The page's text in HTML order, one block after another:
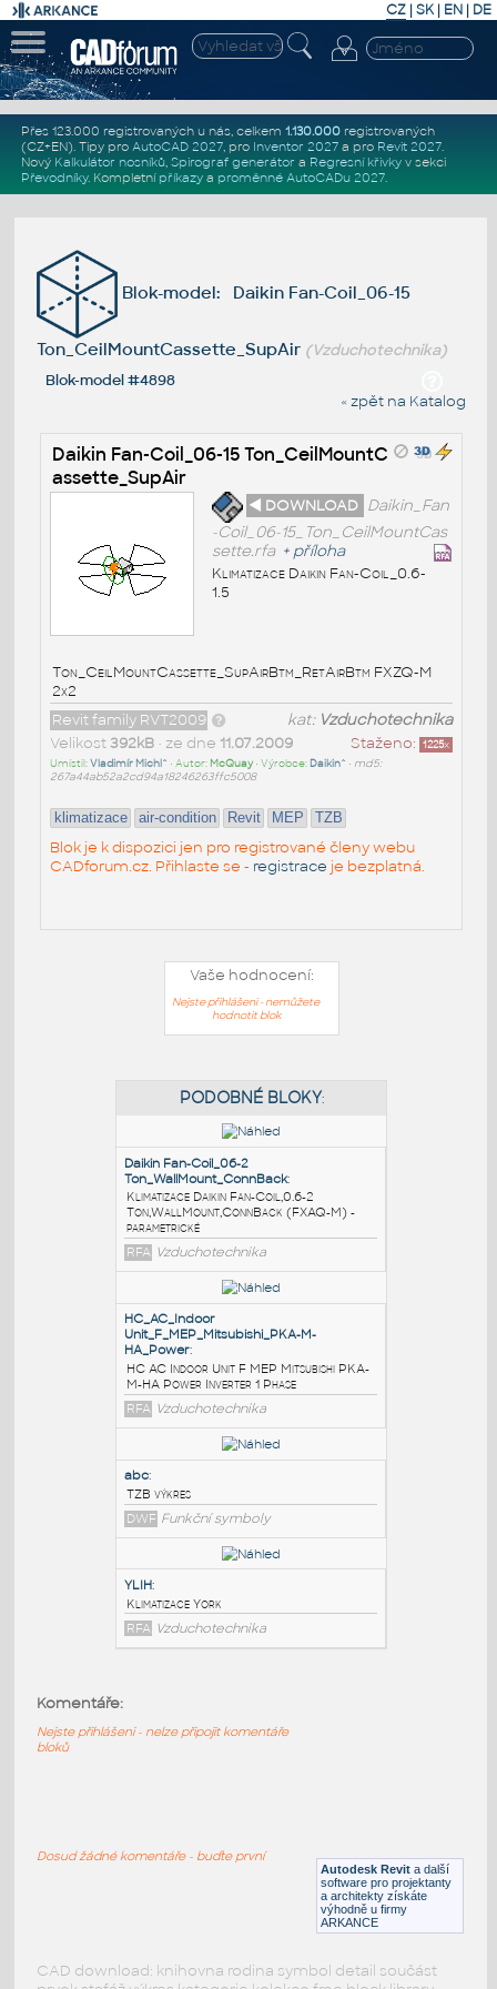
CZ | SK| EN | DE
Přes 123.000 registrovaných u nás, celkem 1.130.000registrovaných
(CZ+EN). Tipy pro AutoCAD 2027, pro Inventor 2027a pro Revit 2027.
Nový Kalkulátor nosníků, Spirograf generátor a Regresní křivkyv sekci
Převodníky. Kompletní příkazya proměnné AutoCADu 2027.
Blok-model: Daikin Fan-Coil_06-15
Ton_CeilMountCassette_SupAir (Vzduchotechnika)
Blok-model #4898
« zpět na Katalog
Daikin Fan-Coil_06-15 Ton_CeilMountC
assette_SupAir
◄ DOWNLOAD Daikin_Fan
-Coil_06-15_Ton_CeilMountCas
sette.rfa + příloha
Klimatizace Daikin Fan-Coil_0.6-
1.5
Ton_CeilMountCassette_SupAirBtm_RetAirBtm FXZQ-M
2x2
kat: Vzduchotechnika
Revit family RVT2009
Staženo: 1225x
Velikost392kB• ze dne 11.07.2009
Umístil:Vladimír Michl^ • Autor: McQuay• Výrobce: Daikin^ • md5:
267a44ab52a2cd94a18246263ffc5008
klimatizace air-condition Revit MEP TZB
Blok je k dispozici jen pro registrované členy webu
CADforum.cz. Přihlaste se - registrace je bezplatná.
Vaše hodnocení:
Nejste přihlášeni - nemůžete
hodnotit blok
PODOBNÉ BLOKY
Daikin Fan-Coil_06-2
Ton_WallMount_ConnBack
Klimatizace Daikin Fan-Coil,0.6-2
Ton,WallMount,ConnBack (FXAQ-M) -
parametrické
RFA
HC_AC_Indoor
Unit_F_MEP_Mitsubishi_PKA-M-
HA_Power
HC AC Indoor Unit F MEP Mitsubishi PKA-
M-HA Power Inverter 1 Phase
abc:
YLIH: Autodesk Revit a další
software pro projektanty
a architekty získáte
výhodně u firmy
ARKANCE
Komentáře:
Nejste přihlášeni - nelze připojit komentáře
bloků
Dosud žádné komentáře - buďte první
CAD download: knihovna rodina symbol detail součást